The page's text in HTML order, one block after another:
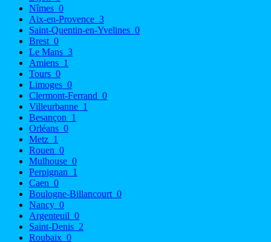
Nîmes 0
Aix-en-Provence 3
Saint-Quentin-en-Yvelines 0
Brest 0
Le Mans 3
Amiens 1
Tours 0
Limoges 0
Clermont-Ferrand 0
Villeurbanne 1
Besançon 1
Orléans 0
Metz 1
Rouen 0
Mulhouse 0
Perpignan 1
Caen 0
Boulogne-Billancourt 0
Nancy 0
Argenteuil 0
Saint-Denis 2
Roubaix 0